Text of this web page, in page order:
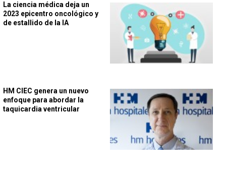
La ciencia médica deja un
2023 epicentro oncológico y
de estallido de la IA
HM CIEC genera un nuevo
enfoque para abordar la
taquicardia ventricular